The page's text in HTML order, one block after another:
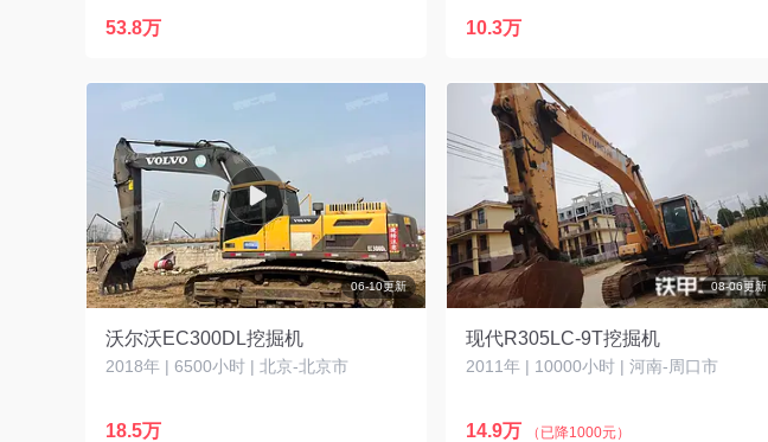
53.8万 10.3万
06-10更新
沃尔沃EC300DL挖掘机
2018年 | 6500小时 | 北京-北京市
18.5万
08-06更新
现代R305LC-9T挖掘机
2011年 | 10000小时 | 河南-周口市
14.9万 （已降1000元）